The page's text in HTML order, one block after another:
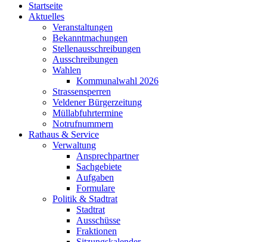
Startseite
Aktuelles
Veranstaltungen
Bekanntmachungen
Stellenausschreibungen
Ausschreibungen
Wahlen
Kommunalwahl 2026
Strassensperren
Veldener Bürgerzeitung
Müllabfuhrtermine
Notrufnummern
Rathaus & Service
Verwaltung
Ansprechpartner
Sachgebiete
Aufgaben
Formulare
Politik & Stadtrat
Stadtrat
Ausschüsse
Fraktionen